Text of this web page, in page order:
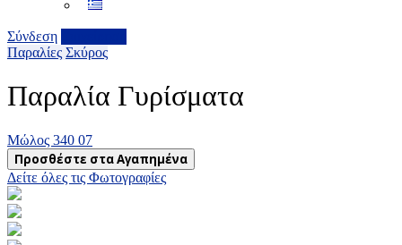
Σύνδεση
Παραλίες Σκύρος
Παραλία Γυρίσματα
Μώλος 340 07
Προσθέστε στα Αγαπημένα
Δείτε όλες τις Φωτογραφίες